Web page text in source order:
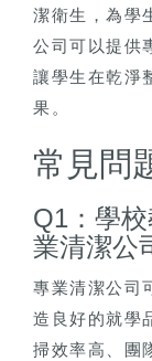
潔衛生，為學
公司可以提供
讓學生在乾淨
果。
常見問
Q1：學
業清潔公
專業清潔公司
造良好的就學
掃效率高、團